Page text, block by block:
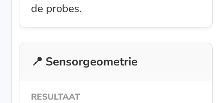
de probes.
📍 Sensorgeometrie